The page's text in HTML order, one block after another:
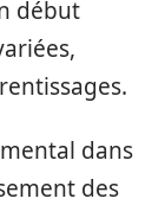
début
dans
des